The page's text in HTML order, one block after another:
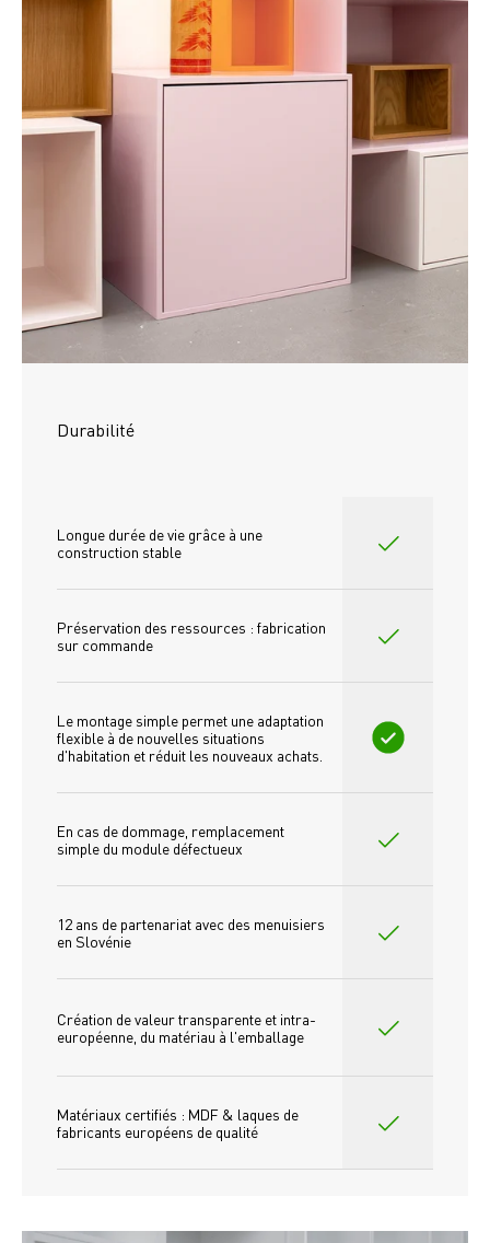
Durabilité
Longue durée de vie grâce à une
construction stable
Préservation des ressources : fabrication
sur commande
Le montage simple permet une adaptation
flexible à de nouvelles situations
d'habitation et réduit les nouveaux achats.
En cas de dommage, remplacement
simple du module défectueux
12 ans de partenariat avec des menuisiers
en Slovénie
Création de valeur transparente et intra-
européenne, du matériau à l'emballage
Matériaux certifiés : MDF & laques de
fabricants européens de qualité